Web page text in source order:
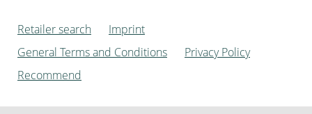
Retailer search
Imprint
General Terms and Conditions
Privacy Policy
Recommend